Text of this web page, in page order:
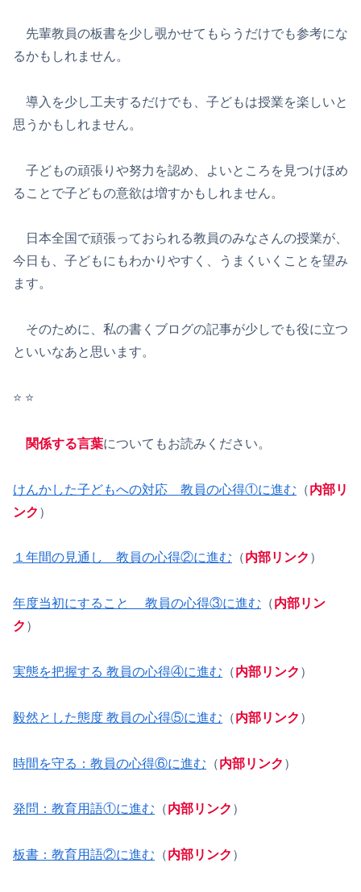
先輩教員の板書を少し覗かせてもらうだけでも参考にな
るかもしれません。
導入を少し工夫するだけでも、子どもは授業を楽しいと
思うかもしれません。
子どもの頑張りや努力を認め、よいところを見つけほめ
ることで子どもの意欲は増すかもしれません。
日本全国で頑張っておられる教員のみなさんの授業が、
今日も、子どもにもわかりやすく、うまくいくことを望み
ます。
そのために、私の書くブログの記事が少しでも役に立つ
といいなあと思います。
⭐️ ⭐️
関係する言葉についてもお読みください。
けんかした子どもへの対応 教員の心得①に進む （内部リ
ンク ）
１年間の見通し 教員の心得②に進む （内部リンク ）
年度当初にすること 教員の心得③に進む （内部リン
ク ）
実態を把握する 教員の心得④に進む （内部リンク ）
毅然とした態度 教員の心得⑤に進む （内部リンク ）
時間を守る：教員の心得⑥に進む （内部リンク ）
発問：教育用語①に進む （内部リンク ）
板書：教育用語②に進む （内部リンク ）